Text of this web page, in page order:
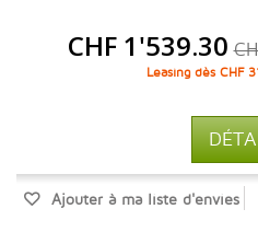
CHF 1'539.30
Leasing dès CHF
Ajouter à ma liste d'envies